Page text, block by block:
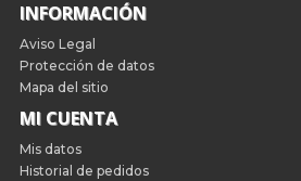
INFORMACIÓN
Aviso Legal
Protección de datos
Mapa del sitio
MI CUENTA
Mis datos
Historial de pedidos